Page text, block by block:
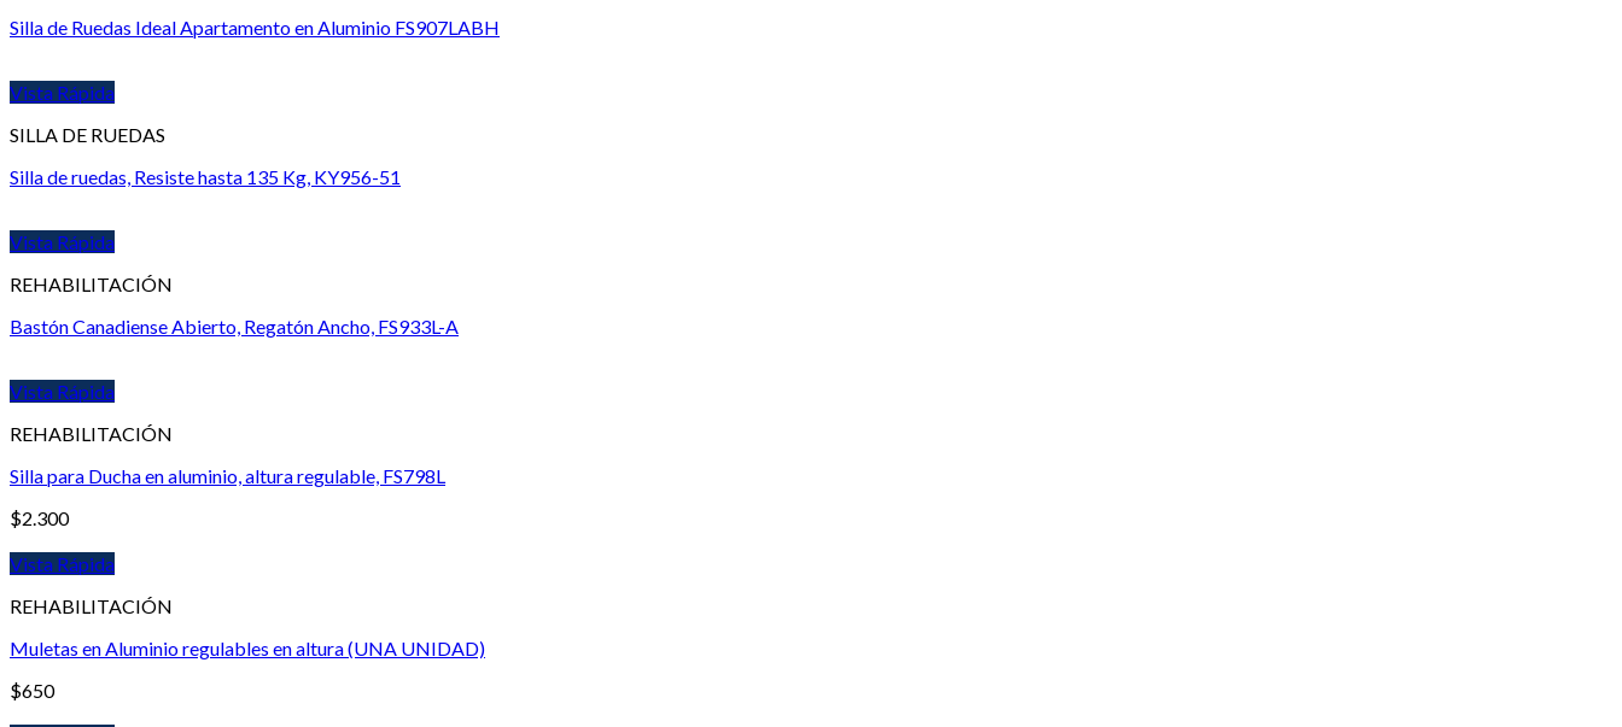
Silla de Ruedas Ideal Apartamento en Aluminio FS907LABH
Vista Rápida
SILLA DE RUEDAS
Silla de ruedas, Resiste hasta 135 Kg, KY956-51
Vista Rápida
REHABILITACIÓN
Bastón Canadiense Abierto, Regatón Ancho, FS933L-A
Vista Rápida
REHABILITACIÓN
Silla para Ducha en aluminio, altura regulable, FS798L
$2.300
Vista Rápida
REHABILITACIÓN
Muletas en Aluminio regulables en altura (UNA UNIDAD)
$650